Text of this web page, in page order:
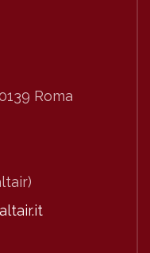
Roma